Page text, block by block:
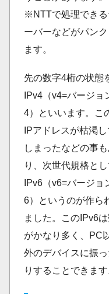
※NTTで処理できる
ーバーなどがパンク
ます。
先の数字4桁の状態
IPv4（v4=バージョ
4）といいます。こ
IPアドレスが枯渇し
しまったなどの事
り、次世代規格とし
IPv6（v6=バージョ
6）というのが作ら
ました。このIPv6
がかなり多く、PC
外のデバイスに振っ
りすることできます